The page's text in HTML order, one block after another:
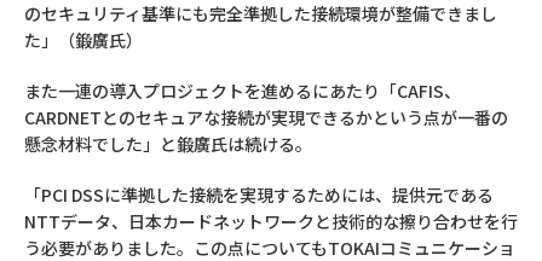
のセキュリティ基準にも完全準拠した接続環境が整備できまし
た」（鍛廣氏）
また一連の導入プロジェクトを進めるにあたり「CAFIS、
CARDNETとのセキュアな接続が実現できるかという点が一番の
懸念材料でした」と鍛廣氏は続ける。
「PCI DSSに準拠した接続を実現するためには、提供元である
NTTデータ、日本カードネットワークと技術的な擦り合わせを行
う必要がありました。この点についてもTOKAIコミュニケーショ